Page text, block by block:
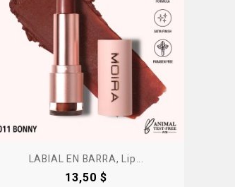
LABIAL EN BARRA, Lip...
Precio
13,50 $